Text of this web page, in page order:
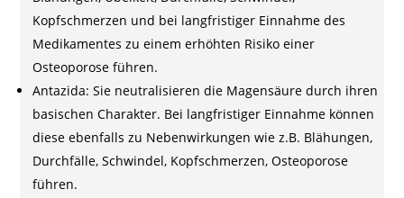
Kopfschmerzen und bei langfristiger Einnahme des
Medikamentes zu einem erhöhten Risiko einer
Osteoporose führen.
Antazida: Sie neutralisieren die Magensäure durch ihren
basischen Charakter. Bei langfristiger Einnahme können
diese ebenfalls zu Nebenwirkungen wie z.B. Blähungen,
Durchfälle, Schwindel, Kopfschmerzen, Osteoporose
führen.